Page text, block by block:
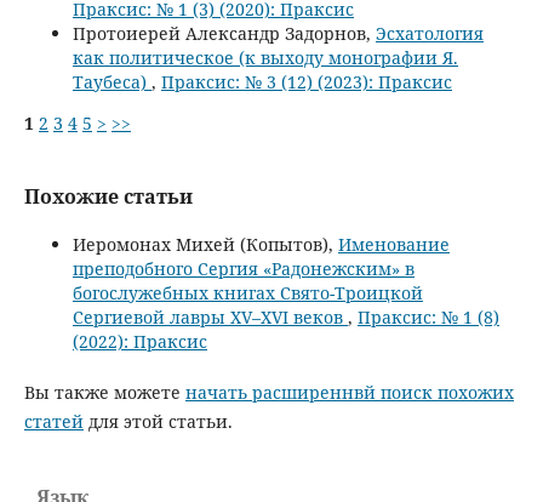
Праксис: № 1 (3) (2020): Праксис
Протоиерей Александр Задорнов, Эсхатология
как политическое (к выходу монографии Я.
Таубеса) , Праксис: № 3 (12) (2023): Праксис
1 2 3 4 5 > >>
Похожие статьи
Иеромонах Михей (Копытов), Именование
преподобного Сергия «Радонежским» в
богослужебных книгах Свято-Троицкой
Сергиевой лавры XV–XVI веков , Праксис: № 1 (8)
(2022): Праксис
Вы также можете начать расширеннвй поиск похожих
статейдля этой статьи.